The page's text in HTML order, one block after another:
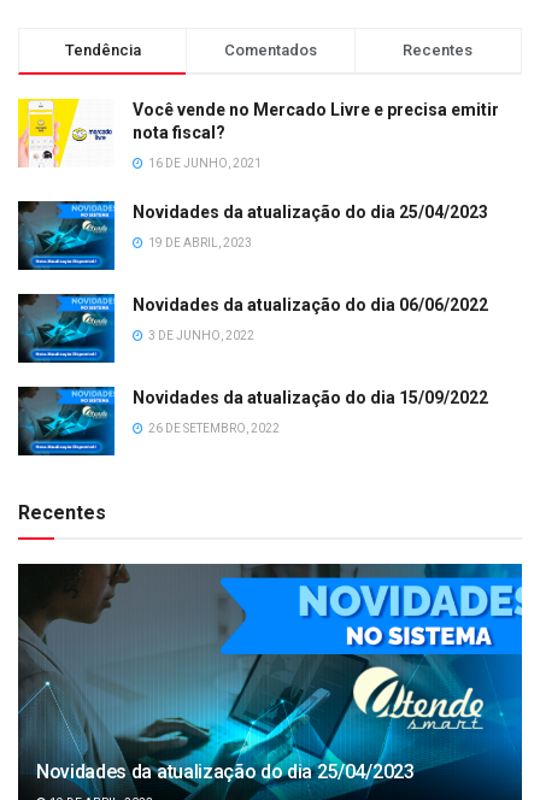
Tendência Comentados Recentes
Você vende no Mercado Livre e precisa emitir
nota fiscal?
16 DE JUNHO, 2021
Novidades da atualização do dia 25/04/2023
19 DE ABRIL, 2023
Novidades da atualização do dia 06/06/2022
3 DE JUNHO, 2022
Novidades da atualização do dia 15/09/2022
26 DE SETEMBRO, 2022
Recentes
Novidades da atualização do dia 25/04/2023